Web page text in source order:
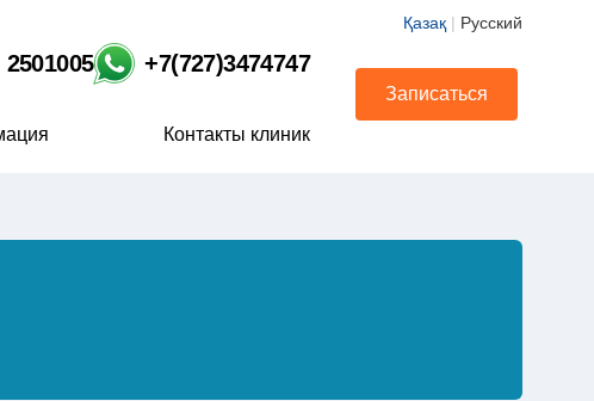
Қазақ | Русский
+7(727)3474747
Контакты клиник
Записаться